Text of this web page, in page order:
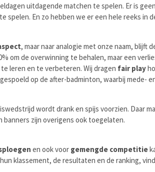
uitdagende matchen te spelen. Er is
En zo hebben we er een hele reeks in
, maar naar analogie met onze naam, blijft
om de overwinning te behalen, maar een
leren en te verbeteren. Wij dragen fair play
op de after-badminton, waarbij mede-
wordt drank en spijs voorzien. Daar
banners zijn overigens ook toegelaten.
en ook voor gemengde competitie
klassement, de resultaten en de ranking,